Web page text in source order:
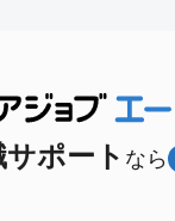
サポート なら